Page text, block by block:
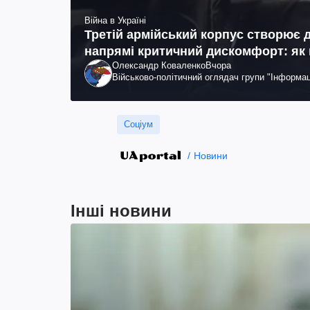
Війна в Україні
Третій армійський корпус створює
напрямі критичний дискомфорт: як
Олександр КоваленкоВчора
Військово-політичний оглядач групи
Соціум
Новини
Інші новини